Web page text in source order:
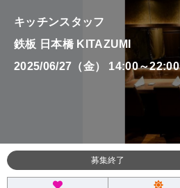
キッチンスタッフ
鉄板 日本橋 KITAZUMI
2025/06/27（金） 14:00～22:00
募集終了